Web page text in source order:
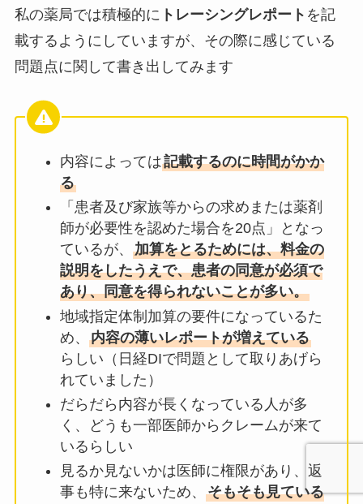
私の薬局では積極的に トレーシングレポート を記
載するようにしていますが、その際に感じている
問題点に関して書き出してみます
内容によっては記載するのに時間がかか
る
「患者及び家族等からの求めまたは薬剤
師が必要性を認めた場合を20点」となっ
ているが、 加算をとるためには、料金の
説明をしたうえで、患者の同意が必須で
あり、同意を得られないことが多い。
地域指定体制加算の要件になっているた
め、 内容の薄いレポートが増えている
らしい（日経DIで問題として取りあげら
れていました）
だらだら内容が長くなっている人が多
く、どうも一部医師からクレームが来て
いるらしい
見るか見ないかは医師に権限があり、返
事も特に来ないため、 そもそも見ている